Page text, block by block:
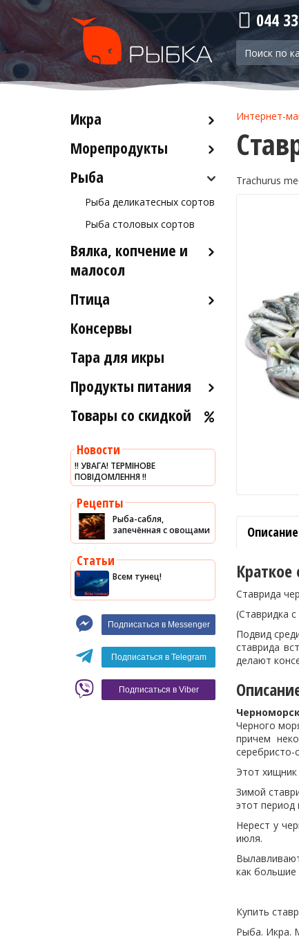
044
Икра
Красная икра
Морепродукты
Кальмары
Осьминоги
Крабы
Лобстеры / Омары
Морской коктейль
Морские ежи
Улитки
Устрицы
Рыба
Рыба деликатесных сортов
Рыба столовых сортов
Вялка, копчение и
малосол
Икра вяленая
Рыба слабосоленая
Рыба холодного и
Птица
Индейка
Консервы
Тара для икры
Продукты питания
Оливковое масло
Уксус
Сыры
Соусы
Сладости
Рис
Оливки
Мясные изделия
Вино
Белое вино
Красное вино
Кофе
Blaser
Товары со скидкой
Новости
‼️ УВАГА! ТЕРМІНОВЕ
ПОВІДОМЛЕННЯ ‼️
Рецепты
Рыба-сабля,
запечённая с овощами
Статьи
Всем тунец!
Подписаться в Messenger
Подписаться в Telegram
Подписаться в Viber
Интернет-
Trachurus
Описание
Краткое
Ставрида
(Ставридка
Подвид
ставрида
делают
Черного
причем
серебристо-
Этот
Зимой
этот период
Нерест у
июля.
как большие
Купить
Рыба. Икра.